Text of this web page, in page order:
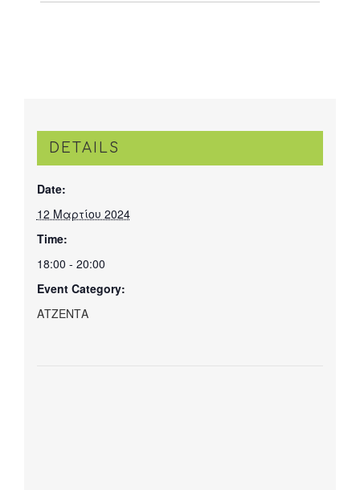
DETAILS
Date:
12 Μαρτίου 2024
Time:
18:00 - 20:00
Event Category:
ΑΤΖΕΝΤΑ